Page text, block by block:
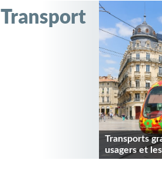
Transport
Transports
usagers et